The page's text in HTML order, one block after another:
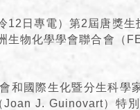
12日專電）第2屆唐獎
生物化學學會聯合會（
和國際生化暨分生科學
Joan J. Guinovart）特